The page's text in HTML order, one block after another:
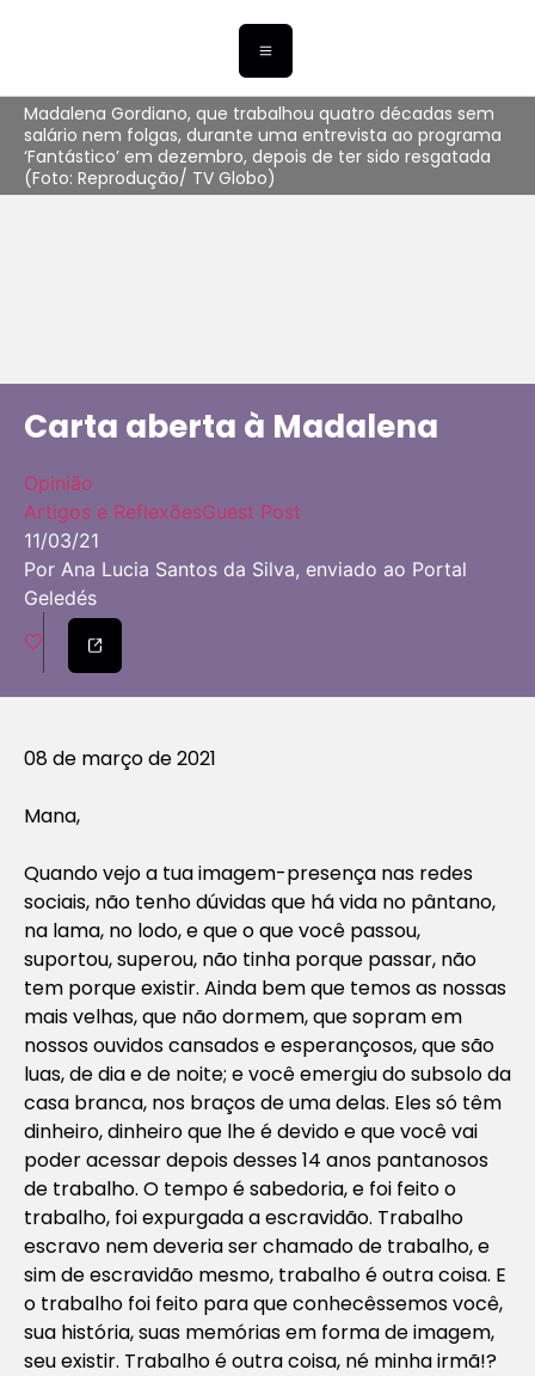
Madalena Gordiano, que trabalhou quatro décadas sem
salário nem folgas, durante uma entrevista ao programa
‘Fantástico’ em dezembro, depois de ter sido resgatada
(Foto: Reprodução/ TV Globo)
Carta aberta à Madalena
Opinião
Artigos e ReflexõesGuest Post
11/03/21
Por Ana Lucia Santos da Silva, enviado ao Portal
Geledés
08 de março de 2021
Mana,
Quando vejo a tua imagem-presença nas redes
sociais, não tenho dúvidas que há vida no pântano,
na lama, no lodo, e que o que você passou,
suportou, superou, não tinha porque passar, não
tem porque existir. Ainda bem que temos as nossas
mais velhas, que não dormem, que sopram em
nossos ouvidos cansados e esperançosos, que são
luas, de dia e de noite; e você emergiu do subsolo da
casa branca, nos braços de uma delas. Eles só têm
dinheiro, dinheiro que lhe é devido e que você vai
poder acessar depois desses 14 anos pantanosos
de trabalho. O tempo é sabedoria, e foi feito o
trabalho, foi expurgada a escravidão. Trabalho
escravo nem deveria ser chamado de trabalho, e
sim de escravidão mesmo, trabalho é outra coisa. E
o trabalho foi feito para que conhecêssemos você,
sua história, suas memórias em forma de imagem,
seu existir. Trabalho é outra coisa, né minha irmã!?